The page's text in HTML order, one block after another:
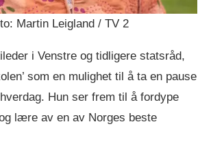
Martin Leigland / TV 2
i Venstre og tidligere statsråd,
som en mulighet til å ta en pause
Hun ser frem til å fordype
lære av en av Norges beste